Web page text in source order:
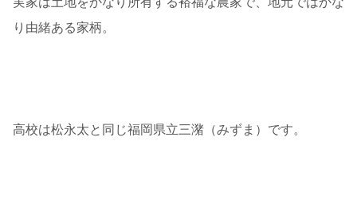
り由緒ある家柄。
高校は松永太と同じ福岡県立三潴（みずま）です。